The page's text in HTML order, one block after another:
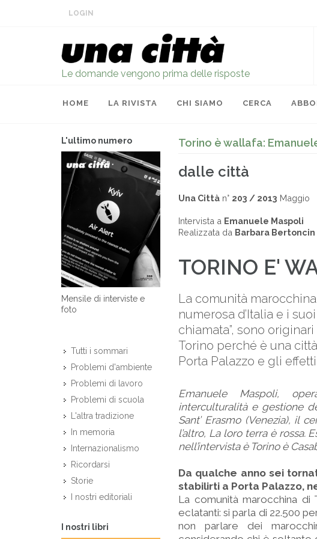
LOGIN
Le domande vengono prima delle risposte
HOME LA RIVISTA CHI SIAMO CERCA
L'ultimo numero
Mensile di interviste e
foto
Tutti i sommari
Problemi d'ambiente
Problemi di lavoro
Problemi di scuola
L'altra tradizione
In memoria
Internazionalismo
Ricordarsi
Storie
I nostri editoriali
I nostri libri
Torino è wallafa:
dalle città
Una Città n° 203 / 2013 Maggio
Intervista a Emanuele Maspoli
Realizzata da Barbara
TORINO E'
La comunità
numerosa d’Italia e i
chiamata”, sono
Torino perché è una
Porta Palazzo e gli
Emanuele Maspoli,
interculturalità e gestione
Sant’ Erasmo (Venezia), il
l’altro, La loro terra è rossa.
nell’intervista è Torino è
Da qualche anno sei
stabilirti a Porta Palazzo,
La comunità marocchina di
eclatanti: si parla di 22.500
non parlare dei